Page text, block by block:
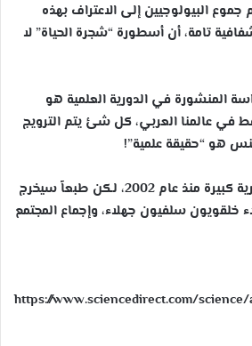
البيولوجيين إلى الاعتراف بهذه
تامة، أن أسطورة “شجرة الحياة” لا
المنشورة في الدورية العلمية هو
في عالمنا العربي، كل شئ يتم الترويج
هو “حقيقة علمية”!
الدراسة منشورة في دورية كبيرة منذ عام 2002، لكن طبعاً سيخرج
خلقويون سلفيون جهلاء، وإجماع المجتمع
https://www.sciencedirect.com/